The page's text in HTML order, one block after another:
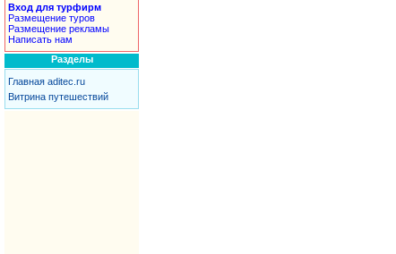
Вход для турфирм
Размещение туров
Размещение рекламы
Написать нам
Разделы
Главная aditec.ru
Витрина путешествий